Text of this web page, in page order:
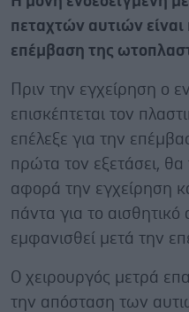
πεταχτών αυτιών
επέμβαση της
Πριν την εγχείρηση ο
επισκέπτεται τον
επέλεξε για την
πρώτα τον εξετάσει, θα
αφορά την εγχείρηση
πάντα για το
εμφανισθεί μετά την
Ο χειρουργός μετρά
την απόσταση των